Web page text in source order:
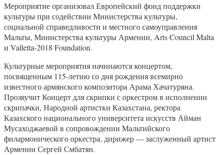
Мероприятие организовал Европейский фонд поддержки
культуры при содействии Министерства культуры,
социальной справедливости и местного самоуправления
Мальты, Министерства культуры Армении, Arts Council Malta
и Valletta-2018 Foundation.
Культурные мероприятия начинаются концертом,
посвященным 115-летию со дня рождения всемирно
известного армянского композитора Арама Хачатуряна.
Прозвучит Концерт для скрипки с оркестром в исполнении
скрипачки, Народной артистки Казахстана, ректора
Казахского национального университета искусств Айман
Мусаходжаевой в сопровождении Мальтийского
филармонического оркестра, дирижер — заслуженный артист
Армении Сергей Смбатян.